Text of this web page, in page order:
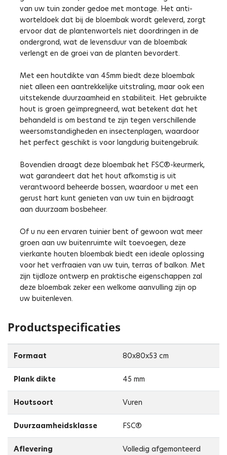
van uw tuin zonder gedoe met montage. Het anti-
worteldoek dat bij de bloembak wordt geleverd, zorgt
ervoor dat de plantenwortels niet doordringen in de
ondergrond, wat de levensduur van de bloembak
verlengt en de groei van de planten bevordert.
Met een houtdikte van 45mm biedt deze bloembak
niet alleen een aantrekkelijke uitstraling, maar ook een
uitstekende duurzaamheid en stabiliteit. Het gebruikte
hout is groen geïmpregneerd, wat betekent dat het
behandeld is om bestand te zijn tegen verschillende
weersomstandigheden en insectenplagen, waardoor
het perfect geschikt is voor langdurig buitengebruik.
Bovendien draagt deze bloembak het FSC®-keurmerk,
wat garandeert dat het hout afkomstig is uit
verantwoord beheerde bossen, waardoor u met een
gerust hart kunt genieten van uw tuin en bijdraagt
aan duurzaam bosbeheer.
Of u nu een ervaren tuinier bent of gewoon wat meer
groen aan uw buitenruimte wilt toevoegen, deze
vierkante houten bloembak biedt een ideale oplossing
voor het verfraaien van uw tuin, terras of balkon. Met
zijn tijdloze ontwerp en praktische eigenschappen zal
deze bloembak zeker een welkome aanvulling zijn op
uw buitenleven.
Productspecificaties
Formaat 80x80x53 cm
Plank dikte 45 mm
Houtsoort Vuren
Duurzaamheidsklasse FSC®
Aflevering Volledig afgemonteerd